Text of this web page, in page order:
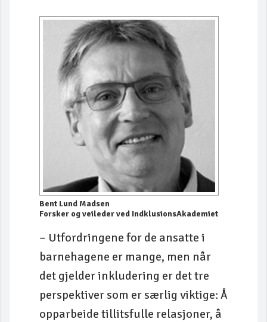
Bent Lund Madsen
Forsker og veileder ved IndklusionsAkademiet
– Utfordringene for de ansatte i
barnehagene er mange, men når
det gjelder inkludering er det tre
perspektiver som er særlig viktige: Å
opparbeide tillitsfulle relasjoner, å